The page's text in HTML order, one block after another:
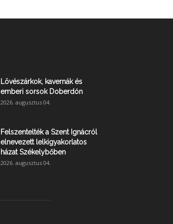
Lövészárkok, kavernák és
emberi sorsok Doberdón
2026. augusztus 04.
Felszentelték a Szent Ignácról
elnevezett lelkigyakorlatos
házat Székelybőben
2026. augusztus 04.